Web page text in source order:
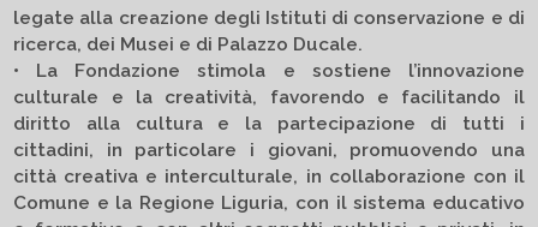
legate alla creazione degli Istituti di conservazione e di
ricerca, dei Musei e di Palazzo Ducale.
• La Fondazione stimola e sostiene l’innovazione
culturale e la creatività, favorendo e facilitando il
diritto alla cultura e la partecipazione di tutti i
cittadini, in particolare i giovani, promuovendo una
città creativa e interculturale, in collaborazione con il
Comune e la Regione Liguria, con il sistema educativo